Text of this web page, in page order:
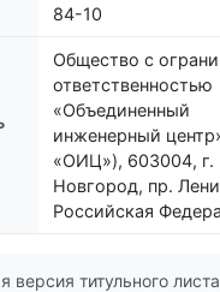
84-10
Общество с
ответственностью
«Объединенный
инженерный
«ОИЦ»), 603004,
Новгород, пр.
Российская
версия титульного